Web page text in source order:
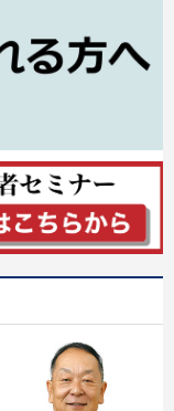
スポーツ関係
歴史に学ぶ
節税